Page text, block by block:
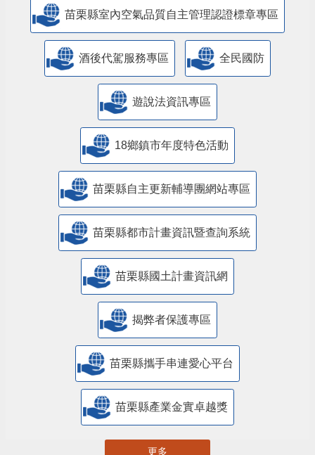
苗栗縣室內空氣品質自主管理認證標章專區
酒後代駕服務專區 全民國防
遊說法資訊專區
18鄉鎮市年度特色活動
苗栗縣自主更新輔導團網站專區
苗栗縣都市計畫資訊暨查詢系統
苗栗縣國土計畫資訊網
揭弊者保護專區
苗栗縣攜手串連愛心平台
苗栗縣產業金實卓越獎
更多